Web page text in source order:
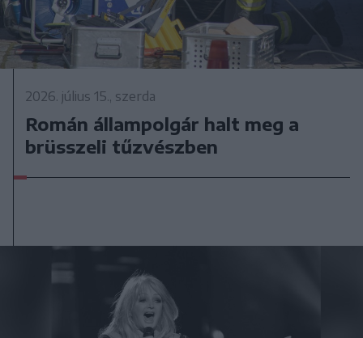
2026. július 15., szerda
Román állampolgár halt meg a
brüsszeli tűzvészben